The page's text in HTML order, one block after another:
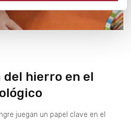
hierro en el
juegan un papel clave en el